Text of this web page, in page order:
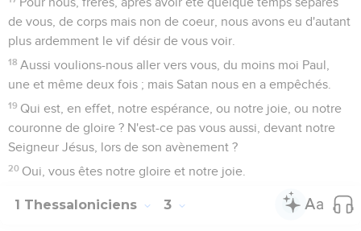
de vous, de corps mais non de coeur, nous avons eu d'autant
plus ardemment le vif désir de vous voir.
18 Aussi voulions-nous aller vers vous, du moins moi Paul,
une et même deux fois ; mais Satan nous en a empêchés.
19 Qui est, en effet, notre espérance, ou notre joie, ou notre
couronne de gloire ? N'est-ce pas vous aussi, devant notre
Seigneur Jésus, lors de son avènement ?
20 Oui, vous êtes notre gloire et notre joie.
1 Thessaloniciens 3